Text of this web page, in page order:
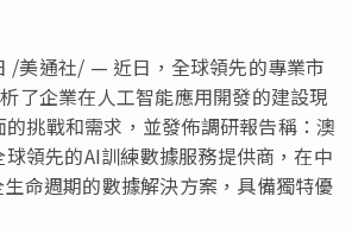
/美通社/ — 近日，全球領先的專業市
了企業在人工智能應用開發的建設現
挑戰和需求，並發佈調研報告稱：澳
領先的AI訓練數據服務提供商，在中
命週期的數據解決方案，具備獨特優